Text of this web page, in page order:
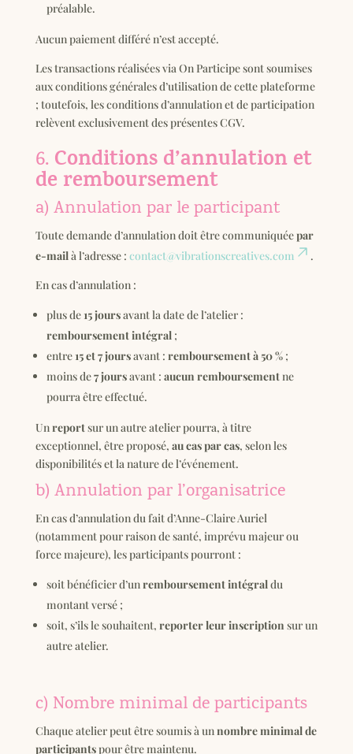
préalable.
Aucun paiement différé n’est accepté.
Les transactions réalisées via On Participe sont soumises
aux conditions générales d’utilisation de cette plateforme
; toutefois, les conditions d’annulation et de participation
relèvent exclusivement des présentes CGV.
6. Conditions d’annulation et
de remboursement
a) Annulation par le participant
Toute demande d’annulation doit être communiquéepar
e-mailà l’adresse : contact@vibrationscreatives.com
.
En cas d’annulation :
plus de15 joursavant la date de l’atelier :
remboursement intégral;
entre15 et 7 joursavant : remboursement à 50 %;
moins de7 joursavant : aucun remboursementne
pourra être effectué.
Unreportsur un autre atelier pourra, à titre
exceptionnel, être proposé, au cas par cas, selon les
disponibilités et la nature de l’événement.
b) Annulation par l’organisatrice
En cas d’annulation du fait d’Anne-Claire Auriel
(notamment pour raison de santé, imprévu majeur ou
force majeure), les participants pourront :
soit bénéficier d’unremboursement intégraldu
montant versé ;
soit, s’ils le souhaitent, reporter leur inscription sur un
autre atelier.
c) Nombre minimal de participants
Chaque atelier peut être soumis à unnombre minimal de
participantspour être maintenu.